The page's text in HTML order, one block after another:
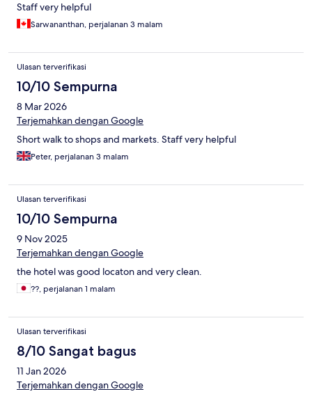
Staff very helpful
Sarwananthan, perjalanan 3 malam
Ulasan terverifikasi
10/10 Sempurna
8 Mar 2026
Terjemahkan dengan Google
Short walk to shops and markets. Staff very helpful
Peter, perjalanan 3 malam
Ulasan terverifikasi
10/10 Sempurna
9 Nov 2025
Terjemahkan dengan Google
the hotel was good locaton and very clean.
??, perjalanan 1 malam
Ulasan terverifikasi
8/10 Sangat bagus
11 Jan 2026
Terjemahkan dengan Google